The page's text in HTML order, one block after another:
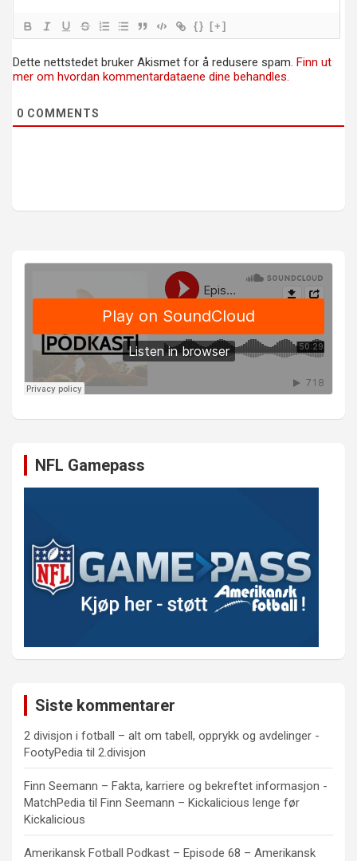
{} [+]
Dette nettstedet bruker Akismet for å redusere spam. Finn ut
mer om hvordan kommentardataene dine behandles.
0 COMMENTS
NFL Gamepass
Siste kommentarer
2 divisjon i fotball – alt om tabell, opprykk og avdelinger -
FootyPedia til 2.divisjon
Finn Seemann – Fakta, karriere og bekreftet informasjon -
MatchPedia til Finn Seemann – Kickalicious lenge før
Kickalicious
Amerikansk Fotball Podkast – Episode 68 – Amerikansk